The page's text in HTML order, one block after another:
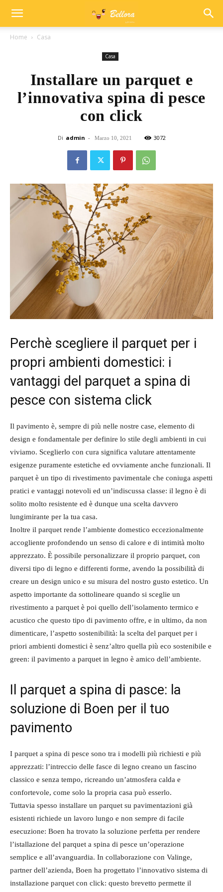
Home Casa
Casa
Installare un parquet e
l’innovativa spina di pesce
con click
Di admin - Marzo 10, 2021 3072
Perchè scegliere il parquet per i
propri ambienti domestici: i
vantaggi del parquet a spina di
pesce con sistema click
Il pavimento è, sempre di più nelle nostre case, elemento di
design e fondamentale per definire lo stile degli ambienti in cui
viviamo. Sceglierlo con cura significa valutare attentamente
esigenze puramente estetiche ed ovviamente anche funzionali. Il
parquet è un tipo di rivestimento pavimentale che coniuga aspetti
pratici e vantaggi notevoli ed un’indiscussa classe: il legno è di
solito molto resistente ed è dunque una scelta davvero
lungimirante per la tua casa.
Inoltre il parquet rende l’ambiente domestico eccezionalmente
accogliente profondendo un senso di calore e di intimità molto
apprezzato. È possibile personalizzare il proprio parquet, con
diversi tipo di legno e differenti forme, avendo la possibilità di
creare un design unico e su misura del nostro gusto estetico. Un
aspetto importante da sottolineare quando si sceglie un
rivestimento a parquet è poi quello dell’isolamento termico e
acustico che questo tipo di pavimento offre, e in ultimo, da non
dimenticare, l’aspetto sostenibilità: la scelta del parquet per i
priori ambienti domestici è senz’altro quella più eco sostenibile e
green: il pavimento a parquet in legno è amico dell’ambiente.
Il parquet a spina di pasce: la
soluzione di Boen per il tuo
pavimento
I parquet a spina di pesce sono tra i modelli più richiesti e più
apprezzati: l’intreccio delle fasce di legno creano un fascino
classico e senza tempo, ricreando un’atmosfera calda e
confortevole, come solo la propria casa può esserlo.
Tuttavia spesso installare un parquet su pavimentazioni già
esistenti richiede un lavoro lungo e non sempre di facile
esecuzione: Boen ha trovato la soluzione perfetta per rendere
l’istallazione del parquet a spina di pesce un’operazione
semplice e all’avanguardia. In collaborazione con Valinge,
partner dell’azienda, Boen ha progettato l’innovativo sistema di
installazione parquet con click: questo brevetto permette il